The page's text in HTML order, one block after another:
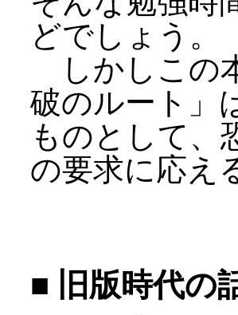
どでしょう。
しかしこの
破のルート」
ものとして、
の要求に応え
■ 旧版時代の